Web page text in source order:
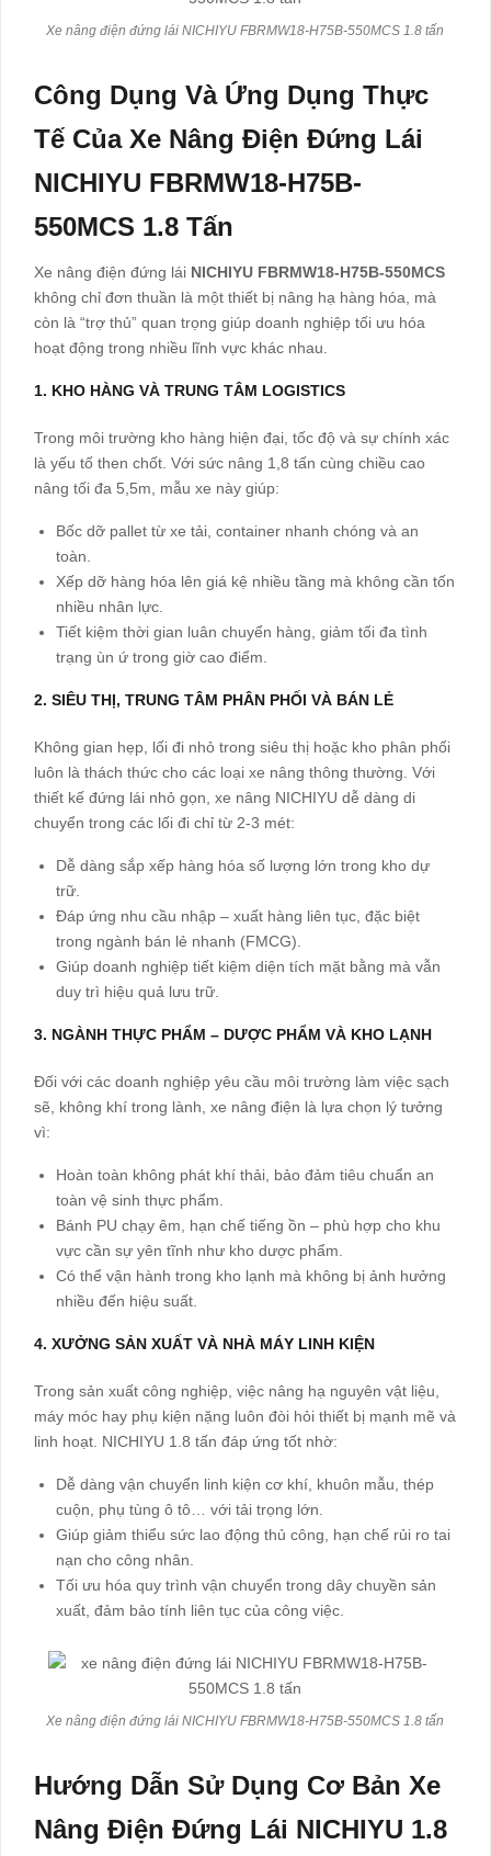
Xe nâng điện đứng lái NICHIYU FBRMW18-H75B-550MCS 1.8 tấn
Công Dụng Và Ứng Dụng Thực
Tế Của Xe Nâng Điện Đứng Lái
NICHIYU FBRMW18-H75B-
550MCS 1.8 Tấn
Xe nâng điện đứng lái NICHIYU FBRMW18-H75B-550MCS
không chỉ đơn thuần là một thiết bị nâng hạ hàng hóa, mà
còn là “trợ thủ” quan trọng giúp doanh nghiệp tối ưu hóa
hoạt động trong nhiều lĩnh vực khác nhau.
1. KHO HÀNG VÀ TRUNG TÂM LOGISTICS
Trong môi trường kho hàng hiện đại, tốc độ và sự chính xác
là yếu tố then chốt. Với sức nâng 1,8 tấn cùng chiều cao
nâng tối đa 5,5m, mẫu xe này giúp:
Bốc dỡ pallet từ xe tải, container nhanh chóng và an
toàn.
Xếp dỡ hàng hóa lên giá kệ nhiều tầng mà không cần tốn
nhiều nhân lực.
Tiết kiệm thời gian luân chuyển hàng, giảm tối đa tình
trạng ùn ứ trong giờ cao điểm.
2. SIÊU THỊ, TRUNG TÂM PHÂN PHỐI VÀ BÁN LẺ
Không gian hẹp, lối đi nhỏ trong siêu thị hoặc kho phân phối
luôn là thách thức cho các loại xe nâng thông thường. Với
thiết kế đứng lái nhỏ gọn, xe nâng NICHIYU dễ dàng di
chuyển trong các lối đi chỉ từ 2-3 mét:
Dễ dàng sắp xếp hàng hóa số lượng lớn trong kho dự
trữ.
Đáp ứng nhu cầu nhập – xuất hàng liên tục, đặc biệt
trong ngành bán lẻ nhanh (FMCG).
Giúp doanh nghiệp tiết kiệm diện tích mặt bằng mà vẫn
duy trì hiệu quả lưu trữ.
3. NGÀNH THỰC PHẨM – DƯỢC PHẨM VÀ KHO LẠNH
Đối với các doanh nghiệp yêu cầu môi trường làm việc sạch
sẽ, không khí trong lành, xe nâng điện là lựa chọn lý tưởng
vì:
Hoàn toàn không phát khí thải, bảo đảm tiêu chuẩn an
toàn vệ sinh thực phẩm.
Bánh PU chạy êm, hạn chế tiếng ồn – phù hợp cho khu
vực cần sự yên tĩnh như kho dược phẩm.
Có thể vận hành trong kho lạnh mà không bị ảnh hưởng
nhiều đến hiệu suất.
4. XƯỞNG SẢN XUẤT VÀ NHÀ MÁY LINH KIỆN
Trong sản xuất công nghiệp, việc nâng hạ nguyên vật liệu,
máy móc hay phụ kiện nặng luôn đòi hỏi thiết bị mạnh mẽ và
linh hoạt. NICHIYU 1.8 tấn đáp ứng tốt nhờ:
Dễ dàng vận chuyển linh kiện cơ khí, khuôn mẫu, thép
cuộn, phụ tùng ô tô… với tải trọng lớn.
Giúp giảm thiểu sức lao động thủ công, hạn chế rủi ro tai
nạn cho công nhân.
Tối ưu hóa quy trình vận chuyển trong dây chuyền sản
xuất, đảm bảo tính liên tục của công việc.
Xe nâng điện đứng lái NICHIYU FBRMW18-H75B-550MCS 1.8 tấn
Hướng Dẫn Sử Dụng Cơ Bản Xe
Nâng Điện Đứng Lái NICHIYU 1.8